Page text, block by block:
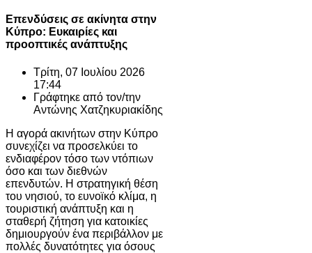
Επενδύσεις σε ακίνητα στην
Κύπρο: Ευκαιρίες και
προοπτικές ανάπτυξης
Τρίτη, 07 Ιουλίου 2026
17:44
Γράφτηκε από τον/την
Αντώνης Χατζηκυριακίδης
Η αγορά ακινήτων στην Κύπρο
συνεχίζει να προσελκύει το
ενδιαφέρον τόσο των ντόπιων
όσο και των διεθνών
επενδυτών. Η στρατηγική θέση
του νησιού, το ευνοϊκό κλίμα, η
τουριστική ανάπτυξη και η
σταθερή ζήτηση για κατοικίες
δημιουργούν ένα περιβάλλον με
πολλές δυνατότητες για όσους